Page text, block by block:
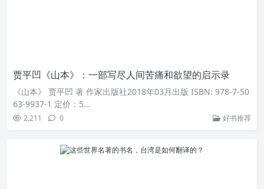
贾平凹《山本》：一部写尽人间苦痛和欲望的启示录
《山本》 贾平凹 著 作家出版社2018年03月出版 ISBN: 978-7-50
63-9937-1 定价：5…
2,211 0 好书推荐